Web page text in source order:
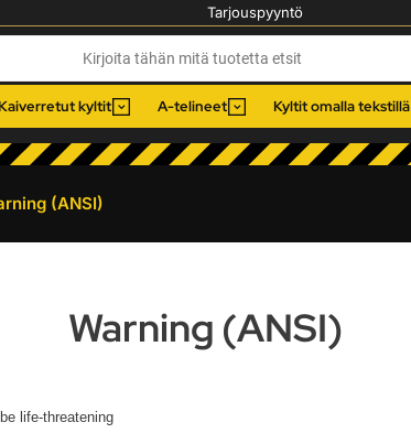
Tarjouspyyntö
kyltit A-telineet Kyltit omalla tekstillä
(ANSI)
Warning (ANSI)
life-threatening